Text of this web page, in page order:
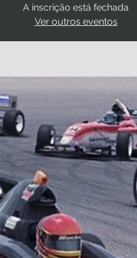
A inscrição está fechada
Ver outros eventos